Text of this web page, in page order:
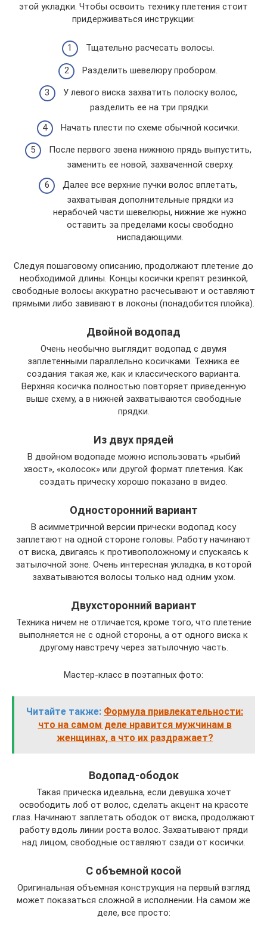
этой укладки. Чтобы освоить технику плетения стоит
придерживаться инструкции:
Тщательно расчесать волосы.
Разделить шевелюру пробором.
У левого виска захватить полоску волос,
разделить ее на три прядки.
Начать плести по схеме обычной косички.
После первого звена нижнюю прядь выпустить,
заменить ее новой, захваченной сверху.
Далее все верхние пучки волос вплетать,
захватывая дополнительные прядки из
нерабочей части шевелюры, нижние же нужно
оставить за пределами косы свободно
ниспадающими.
Следуя пошаговому описанию, продолжают плетение до
необходимой длины. Концы косички крепят резинкой,
свободные волосы аккуратно расчесывают и оставляют
прямыми либо завивают в локоны (понадобится плойка).
Двойной водопад
Очень необычно выглядит водопад с двумя
заплетенными параллельно косичками. Техника ее
создания такая же, как и классического варианта.
Верхняя косичка полностью повторяет приведенную
выше схему, а в нижней захватываются свободные
прядки.
Из двух прядей
В двойном водопаде можно использовать «рыбий
хвост», «колосок» или другой формат плетения. Как
создать прическу хорошо показано в видео.
Односторонний вариант
В асимметричной версии прически водопад косу
заплетают на одной стороне головы. Работу начинают
от виска, двигаясь к противоположному и спускаясь к
затылочной зоне. Очень интересная укладка, в которой
захватываются волосы только над одним ухом.
Двухсторонний вариант
Техника ничем не отличается, кроме того, что плетение
выполняется не с одной стороны, а от одного виска к
другому навстречу через затылочную часть.
Мастер-класс в поэтапных фото:
Читайте также: Формула привлекательности:
что на самом деле нравится мужчинам в
женщинах, а что их раздражает?
Водопад-ободок
Такая прическа идеальна, если девушка хочет
освободить лоб от волос, сделать акцент на красоте
глаз. Начинают заплетать ободок от виска, продолжают
работу вдоль линии роста волос. Захватывают пряди
над лицом, свободные оставляют сзади от косички.
С объемной косой
Оригинальная объемная конструкция на первый взгляд
может показаться сложной в исполнении. На самом же
деле, все просто: